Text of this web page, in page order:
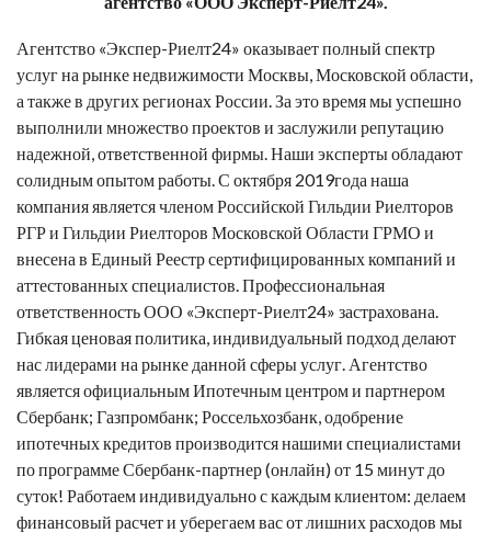
Агентство «Экспер-Риелт24» оказывает полный спектр
услуг на рынке недвижимости Москвы, Московской области,
а также в других регионах России. За это время мы успешно
выполнили множество проектов и заслужили репутацию
надежной, ответственной фирмы. Наши эксперты обладают
солидным опытом работы. С октября 2019года наша
компания является членом Российской Гильдии Риелторов
РГР и Гильдии Риелторов Московской Области ГРМО и
внесена в Единый Реестр сертифицированных компаний и
аттестованных специалистов. Профессиональная
ответственность ООО «Эксперт-Риелт24» застрахована.
Гибкая ценовая политика, индивидуальный подход делают
нас лидерами на рынке данной сферы услуг. Агентство
является официальным Ипотечным центром и партнером
Сбербанк; Газпромбанк; Россельхозбанк, одобрение
ипотечных кредитов производится нашими специалистами
по программе Сбербанк-партнер (онлайн) от 15 минут до
суток! Работаем индивидуально с каждым клиентом: делаем
финансовый расчет и уберегаем вас от лишних расходов мы